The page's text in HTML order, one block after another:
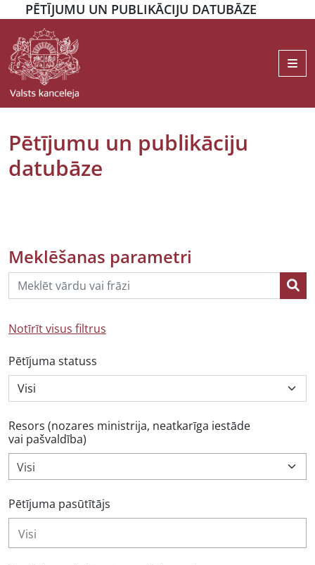
PĒTĪJUMU UN PUBLIKĀCIJU DATUBĀZE
Pētījumu un publikāciju
datubāze
Meklēšanas parametri
Notīrīt visus filtrus
Pētījuma statuss
Resors (nozares ministrija, neatkarīga iestāde
vai pašvaldība)
Visi
Pētījuma pasūtītājs